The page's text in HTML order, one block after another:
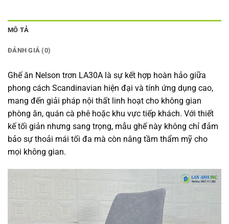
MÔ TẢ
ĐÁNH GIÁ (0)
Ghế ăn Nelson trơn LA30A là sự kết hợp hoàn hảo giữa
phong cách Scandinavian hiện đại và tính ứng dụng cao,
mang đến giải pháp nội thất linh hoạt cho không gian
phòng ăn, quán cà phê hoặc khu vực tiếp khách. Với thiết
kế tối giản nhưng sang trọng, mẫu ghế này không chỉ đảm
bảo sự thoải mái tối đa mà còn nâng tầm thẩm mỹ cho
mọi không gian.